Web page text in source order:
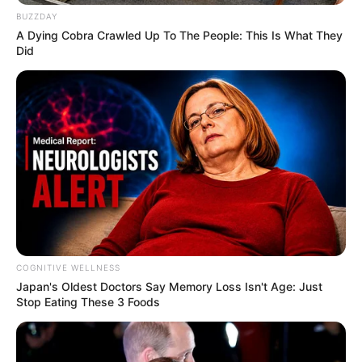
Arrivée PMU du PRIX DE SAINT-CENERI-
LE GEREI
6 – 10 – 5 – 16 – 9
Meilleur pronostic Quinté du Jour
Gazette-des-Courses : 5 – 9 – 11 – 3 – 6 – 10 – 7 – 13
Le Quinté du jour selon votre horoscope
Découvrez pour le fun ou plus sérieusement ce que
les étoiles vous proposent aujourd’hui.
BUZZDAY
A Dying Cobra Crawled Up To The People: This Is What They
Did
COGNITIVE WELLNESS
Japan's Oldest Doctors Say Me​mory Lo​ss Isn't Age: Just
Stop Eating These 3 Foods